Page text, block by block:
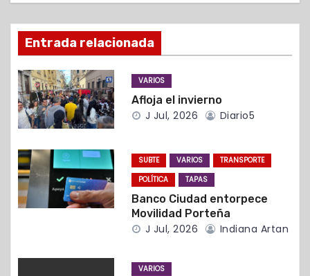
ó
n
d
e
e
n
t
a
Entrada relacionada
VARIOS
Afloja el invierno
J Jul, 2026 Diario5
SUBTE VARIOS
TRANSPORTE
POLÍTICA
TAPAS
Banco Ciudad entorpece
Movilidad Porteña
J Jul, 2026 Indiana Artan
VARIOS